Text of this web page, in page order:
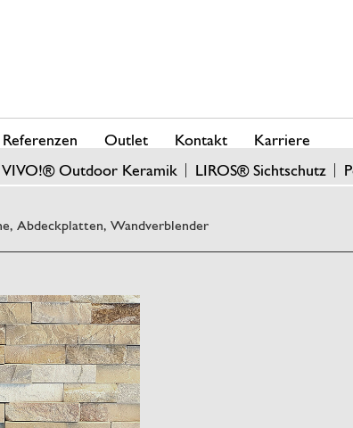
VIVO!® Outdoor Keramik LIROS® Sichtschutz
Referenzen Outlet Kontakt Karriere
Abdeckplatten, Wandverblender